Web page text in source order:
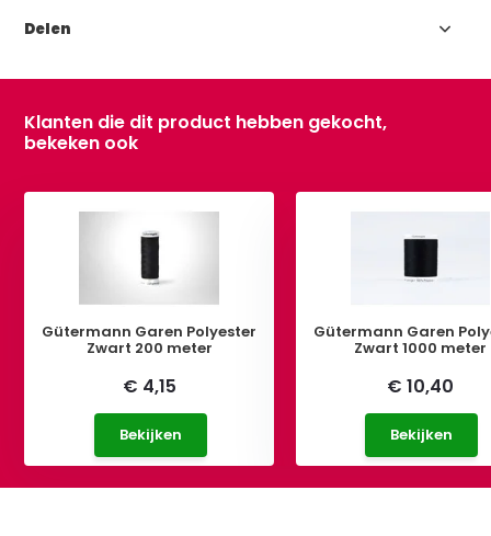
Delen
Klanten die dit product hebben gekocht,
bekeken ook
Gütermann Garen Polyester
Zwart 200 meter
€ 4,15
Bekijken
Gütermann Garen
Zwart 1000 meter
€ 10,40
Bekijken